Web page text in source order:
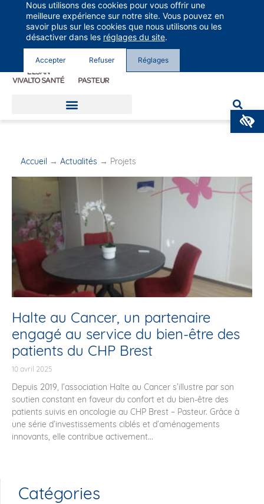
Groupe Vivalto Santé
Entre nous, la vie
Accueil → Actualités → Projets
Halte au Cancer, un partenaire
engagé au service du bien-être des
patients du CHP Brest
10 avril 2025
Depuis 2019, l’association Halte au Cancer s’illustre par son
soutien constant en faveur du confort et du bien-être des
patients suivis en oncologie au CHP Brest – Pasteur. Grâce à
une série d’investissements ciblés et d’aménagements
innovants, elle contribue activement...
Catégories
Nous utilisons des cookies pour vous offrir une
meilleure expérience sur notre site. Vous pouvez en
savoir plus sur les cookies que nous utilisons ou les
désactiver dans les réglages du site.
Accepter Refuser Réglages